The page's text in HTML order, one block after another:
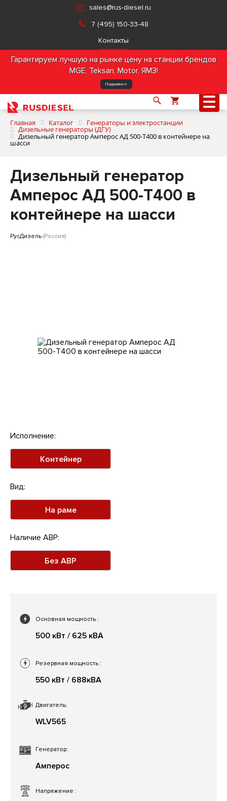
sales@rus-diesel.ru
7 (495) 150-33-48
Контакты
Гарантируем лучшую на рынке цену на станции брендов
MGE, Teksan, Motor, ЯМЗ!
Подробнее
Продукция
Услуги
Главная Каталог Генераторы и электростанции
Дизельные генераторы (ДГУ)
Дизельный генератор Амперос АД 500-Т400 в контейнере на
шасси
Дизельный генератор
Амперос АД 500-Т400 в
контейнере на шасси
РусДизель (Россия)
Исполнение:
Контейнер
Вид:
На раме
Наличие АВР:
Без АВР
Основная мощность :
500 кВт / 625 кВА
Двигатель:
WLV565
Напряжение :
Резервная мощность :
550 кВт / 688кВА
Генератор:
Амперос